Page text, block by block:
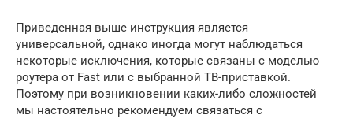
Приведенная выше инструкция является
универсальной, однако иногда могут наблюдаться
некоторые исключения, которые связаны с моделью
роутера от Fast или с выбранной ТВ-приставкой.
Поэтому при возникновении каких-либо сложностей
мы настоятельно рекомендуем связаться с